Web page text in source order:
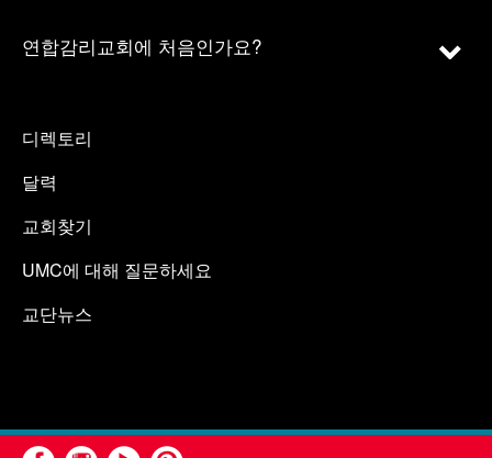
연합감리교회에 처음인가요?
디렉토리
달력
교회찾기
UMC에 대해 질문하세요
교단뉴스